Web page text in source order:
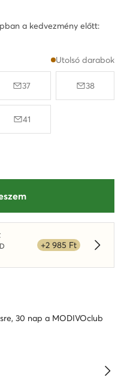
a kedvezmény előtt:
Utolsó darabok
37 38
41
+2 985 Ft
30 nap a MODIVOclub